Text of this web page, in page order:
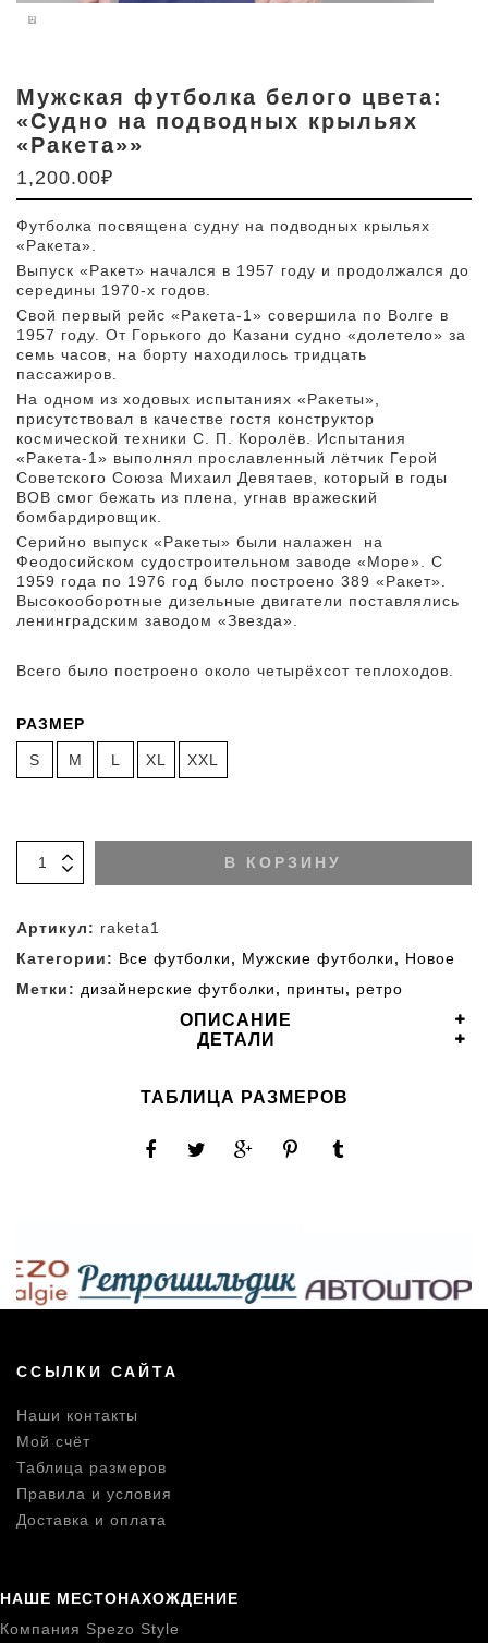
Мужская футболка белого цвета:
«Судно на подводных крыльях
«Ракета»»
1,200.00₽
Футболка посвящена судну на подводных крыльях
«Ракета».
Выпуск «Ракет» начался в 1957 году и продолжался до
середины 1970-х годов.
Свой первый рейс «Ракета-1» совершила по Волге в
1957 году. От Горького до Казани судно «долетело» за
семь часов, на борту находилось тридцать
пассажиров.
На одном из ходовых испытаниях «Ракеты»,
присутствовал в качестве гостя конструктор
космической техники С. П. Королёв. Испытания
«Ракета-1» выполнял прославленный лётчик Герой
Советского Союза Михаил Девятаев, который в годы
ВОВ смог бежать из плена, угнав вражеский
бомбардировщик.
Серийно выпуск «Ракеты» были налажен на
Феодосийском судостроительном заводе «Море». С
1959 года по 1976 год было построено 389 «Ракет».
Высокооборотные дизельные двигатели поставлялись
ленинградским заводом «Звезда».
Всего было построено около четырёхсот теплоходов.
РАЗМЕР
S M L XL XXL
В КОРЗИНУ
Артикул: raketa1
Категории: Все футболки, Мужские футболки, Новое
Метки: дизайнерские футболки, принты, ретро
ОПИСАНИЕ
ДЕТАЛИ
ТАБЛИЦА РАЗМЕРОВ
ССЫЛКИ САЙТА
Наши контакты
Мой счёт
Таблица размеров
Правила и условия
Доставка и оплата
НАШЕ МЕСТОНАХОЖДЕНИЕ
Компания Spezo Style